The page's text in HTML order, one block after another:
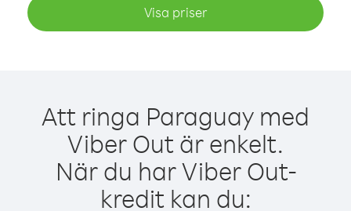
Visa priser
Att ringa Paraguay med
Viber Out är enkelt.
När du har Viber Out-
kredit kan du: